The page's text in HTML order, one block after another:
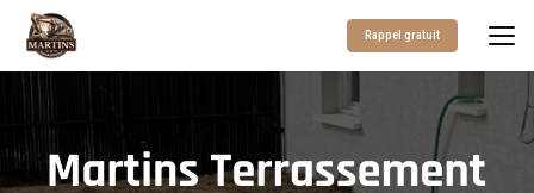
contenu
Rappel gratuit